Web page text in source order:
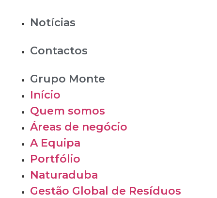
Notícias
Contactos
Grupo Monte
Início
Quem somos
Áreas de negócio
A Equipa
Portfólio
Naturaduba
Gestão Global de Resíduos